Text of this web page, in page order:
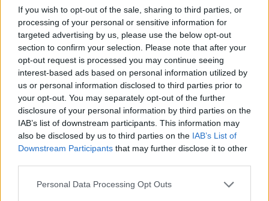
If you wish to opt-out of the sale, sharing to third parties, or
processing of your personal or sensitive information for
targeted advertising by us, please use the below opt-out
section to confirm your selection. Please note that after your
opt-out request is processed you may continue seeing
interest-based ads based on personal information utilized by
us or personal information disclosed to third parties prior to
your opt-out. You may separately opt-out of the further
disclosure of your personal information by third parties on the
IAB’s list of downstream participants. This information may
also be disclosed by us to third parties on the IAB’s List of
Downstream Participants that may further disclose it to other
Please note that this website/app uses one or more Google
Personal Data Processing Opt Outs
τοποθετείται στην κατάψυξη για περίπου 8 ώρες, ώστε να
παγώσει καλά και να δέσει σωστά.Μετά τον απαιτούμενο
χρόνο, η τούρτα παγωτό είναι έτοιμη για σερβίρισμα. Η υφή
της είναι κρεμώδης, ενώ η βάση μπισκότου προσφέρει την
απαραίτητη αντίθεση στη γεύση και τη δομή.
Διαβάστε επίσης
Φανταστική δίχρωμη τούρτα μπισκότου
με ζαχαρούχο και μερέντα